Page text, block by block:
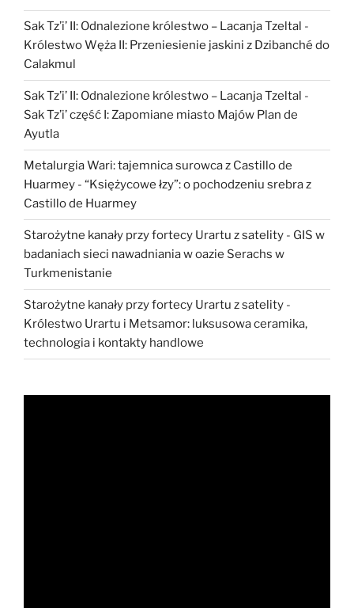
Sak Tz’i’ II: Odnalezione królestwo – Lacanja Tzeltal -
Królestwo Węża II: Przeniesienie jaskini z Dzibanché do
Calakmul
Sak Tz’i’ II: Odnalezione królestwo – Lacanja Tzeltal -
Sak Tz’i’ część I: Zapomiane miasto Majów Plan de
Ayutla
Metalurgia Wari: tajemnica surowca z Castillo de
Huarmey - “Księżycowe łzy”: o pochodzeniu srebra z
Castillo de Huarmey
Starożytne kanały przy fortecy Urartu z satelity - GIS w
badaniach sieci nawadniania w oazie Serachs w
Turkmenistanie
Starożytne kanały przy fortecy Urartu z satelity -
Królestwo Urartu i Metsamor: luksusowa ceramika,
technologia i kontakty handlowe